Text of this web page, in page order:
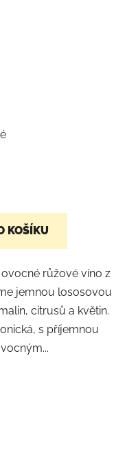
KOŠÍKU
růžové víno z
jemnou lososovou
citrusů a květin.
s příjemnou